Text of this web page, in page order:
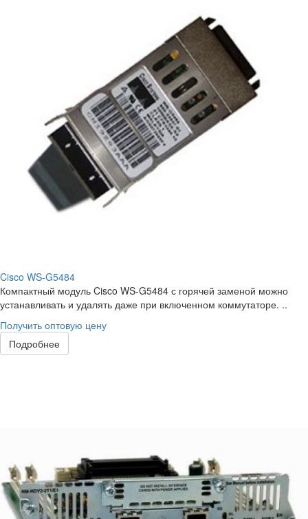
Cisco WS-G5484
Компактный модуль Cisco WS-G5484 с горячей заменой можно
устанавливать и удалять даже при включенном коммутаторе. ..
Получить оптовую цену
Подробнее